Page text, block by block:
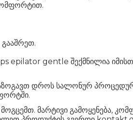
epilator gentle შექმნილია
დროს სალონურ
მარტივი გამოყენება,